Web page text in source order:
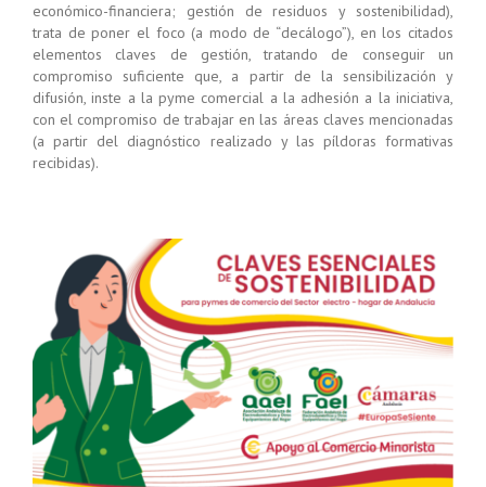
económico-financiera; gestión de residuos y sostenibilidad),
trata de poner el foco (a modo de “decálogo”), en los citados
elementos claves de gestión, tratando de conseguir un
compromiso suficiente que, a partir de la sensibilización y
difusión, inste a la pyme comercial a la adhesión a la iniciativa,
con el compromiso de trabajar en las áreas claves mencionadas
(a partir del diagnóstico realizado y las píldoras formativas
recibidas).